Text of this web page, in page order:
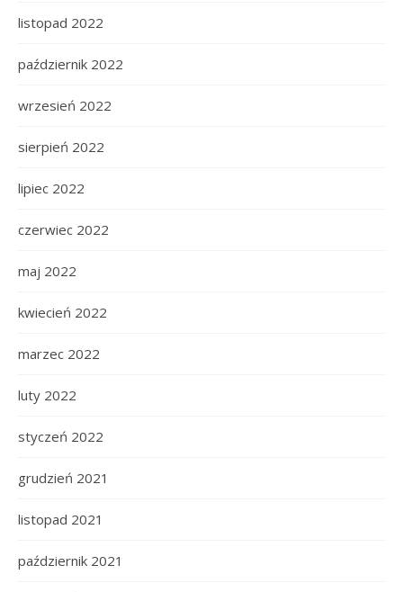
listopad 2022
październik 2022
wrzesień 2022
sierpień 2022
lipiec 2022
czerwiec 2022
maj 2022
kwiecień 2022
marzec 2022
luty 2022
styczeń 2022
grudzień 2021
listopad 2021
październik 2021